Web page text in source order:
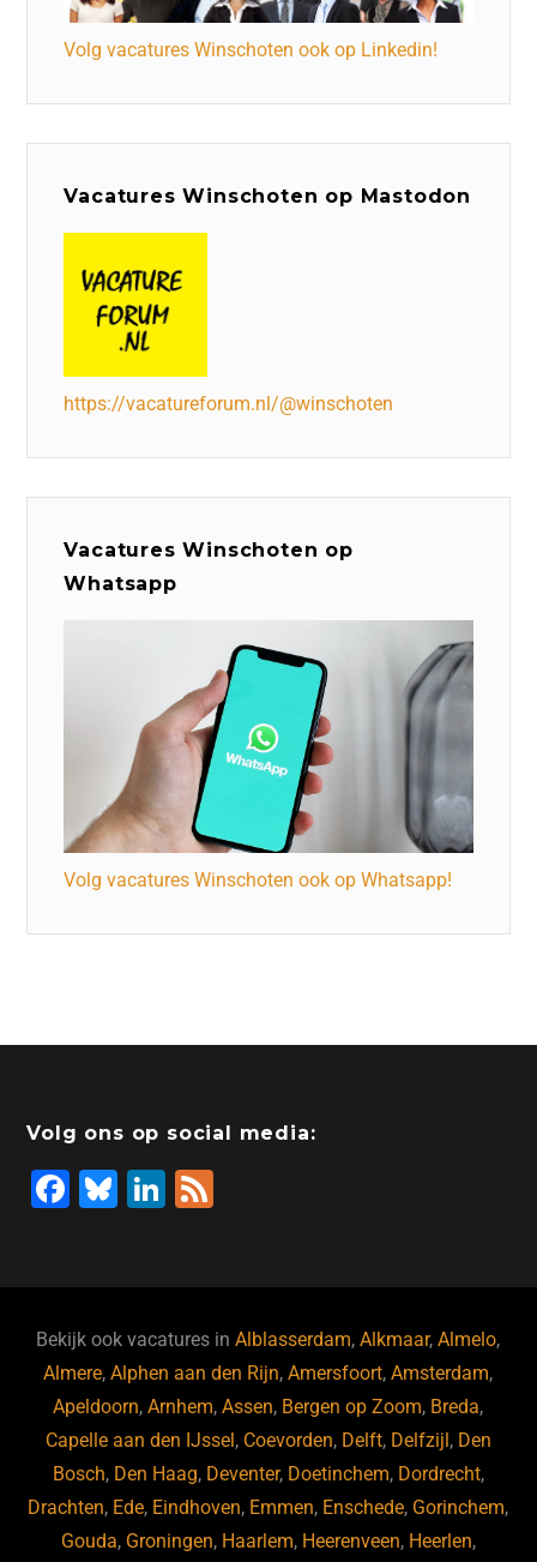
Volg vacatures Winschoten ook op Linkedin!
Vacatures Winschoten op Mastodon
https://vacatureforum.nl/@winschoten
Vacatures Winschoten op
Whatsapp
Volg vacatures Winschoten ook op Whatsapp!
Volg ons op social media:
F
b
o
o
k
Bl
ky
Li
dI
n
Bekijk ook vacatures inAlblasserdam,Alkmaar,Almelo,
Almere,Alphen aan den Rijn,Amersfoort,Amsterdam,
Apeldoorn,Arnhem,Assen, Bergen op Zoom, Breda,
Capelle aan den IJssel, Coevorden, Delft, Delfzijl, Den
Bosch, Den Haag, Deventer, Doetinchem, Dordrecht,
Drachten, Ede, Eindhoven, Emmen, Enschede, Gorinchem,
Gouda, Groningen, Haarlem, Heerenveen, Heerlen,